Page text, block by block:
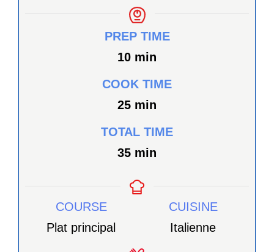
PREP TIME
10minutes
min
COOK TIME
25minutes
min
TOTAL TIME
35minutes
min
COURSE
Plat principal
CUISINE
Italienne